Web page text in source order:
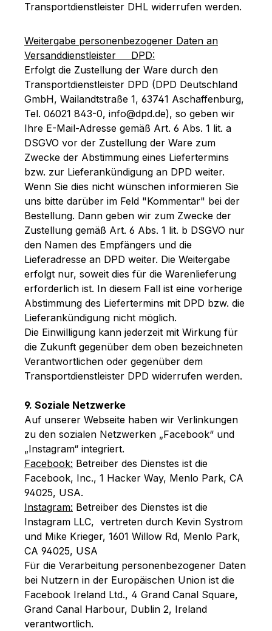
Transportdienstleister DHL widerrufen werden.
Weitergabe personenbezogener Daten an
Versanddienstleister DPD:
Erfolgt die Zustellung der Ware durch den
Transportdienstleister DPD (DPD Deutschland
GmbH, Wailandtstraße 1, 63741 Aschaffenburg,
Tel. 06021 843-0, info@dpd.de), so geben wir
Ihre E-Mail-Adresse gemäß Art. 6 Abs. 1 lit. a
DSGVO vor der Zustellung der Ware zum
Zwecke der Abstimmung eines Liefertermins
bzw. zur Lieferankündigung an DPD weiter.
Wenn Sie dies nicht wünschen informieren Sie
uns bitte darüber im Feld "Kommentar" bei der
Bestellung. Dann geben wir zum Zwecke der
Zustellung gemäß Art. 6 Abs. 1 lit. b DSGVO nur
den Namen des Empfängers und die
Lieferadresse an DPD weiter. Die Weitergabe
erfolgt nur, soweit dies für die Warenlieferung
erforderlich ist. In diesem Fall ist eine vorherige
Abstimmung des Liefertermins mit DPD bzw. die
Lieferankündigung nicht möglich.
Die Einwilligung kann jederzeit mit Wirkung für
die Zukunft gegenüber dem oben bezeichneten
Verantwortlichen oder gegenüber dem
Transportdienstleister DPD widerrufen werden.
9. Soziale Netzwerke
Auf unserer Webseite haben wir Verlinkungen
zu den sozialen Netzwerken „Facebook“ und
„Instagram“ integriert.
Facebook: Betreiber des Dienstes ist die
Facebook, Inc., 1 Hacker Way, Menlo Park, CA
94025, USA.
Instagram: Betreiber des Dienstes ist die
Instagram LLC, vertreten durch Kevin Systrom
und Mike Krieger, 1601 Willow Rd, Menlo Park,
CA 94025, USA
Für die Verarbeitung personenbezogener Daten
bei Nutzern in der Europäischen Union ist die
Facebook Ireland Ltd., 4 Grand Canal Square,
Grand Canal Harbour, Dublin 2, Ireland
verantwortlich.